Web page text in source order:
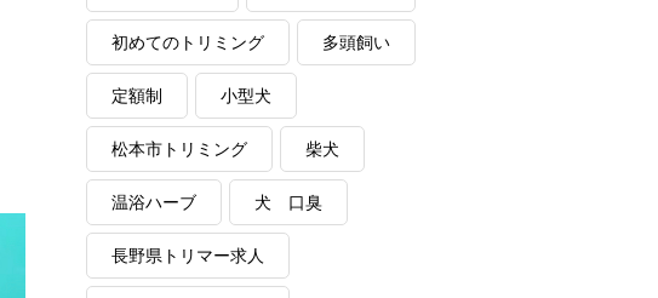
初めてのトリミング 多頭飼い
定額制 小型犬
松本市トリミング 柴犬
温浴ハーブ 犬 口臭
長野県トリマー求人